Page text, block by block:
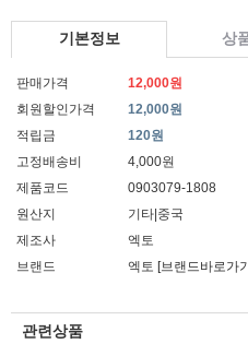
기본정보 상
판매가격
12,000원
회원할인가격
12,000원
적립금
120원
고정배송비
4,000원
제품코드
0903079-1808
원산지
기타|중국
제조사
엑토
브랜드
엑토 [브랜드바로가
관련상품